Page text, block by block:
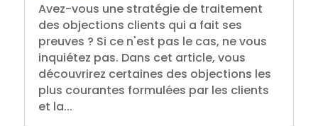
Avez-vous une stratégie de traitement
des objections clients qui a fait ses
preuves ? Si ce n'est pas le cas, ne vous
inquiétez pas. Dans cet article, vous
découvrirez certaines des objections les
plus courantes formulées par les clients
et la...